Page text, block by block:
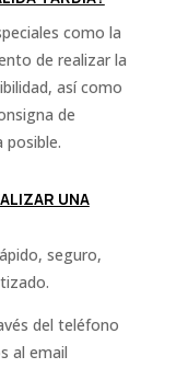
como la
de realizar la
así como
de
posible.
UNA
seguro,
del teléfono
al email